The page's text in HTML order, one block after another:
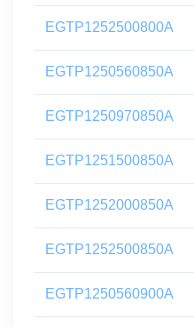
EGTP1252500800A
EGTP1250560850A
EGTP1250970850A
EGTP1251500850A
EGTP1252000850A
EGTP1252500850A
EGTP1250560900A